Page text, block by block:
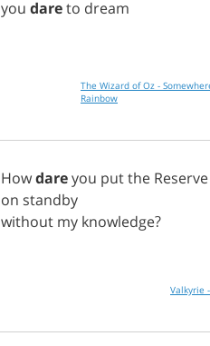
you dareto dream
The Wizard of Oz -
Rainbow
Howdareyou putthe Reserve
on standby
without my knowledge?
Valkyrie